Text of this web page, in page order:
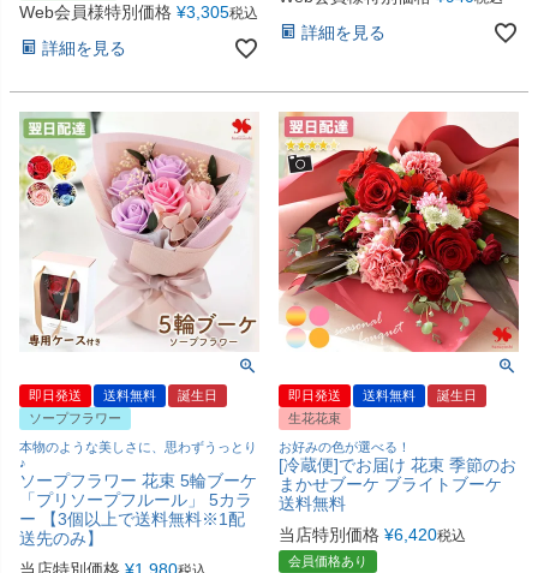
Web会員様特別価格 ¥3,305税込
詳細を見る
詳細を見る
即日発送 送料無料
誕生日
ソープフラワー
本物のような美しさに、思わずうっとり
♪
ソープフラワー 花束 5輪ブーケ
「プリソープフルール」 5カラ
ー 【3個以上で送料無料※1配
送先のみ】
即日発送 送料無料
誕生日
生花花束
お好みの色が選べる！
[冷蔵便]でお届け 花束 季節のお
まかせブーケ ブライトブーケ
送料無料
当店特別価格 ¥6,420税込
会員価格あり